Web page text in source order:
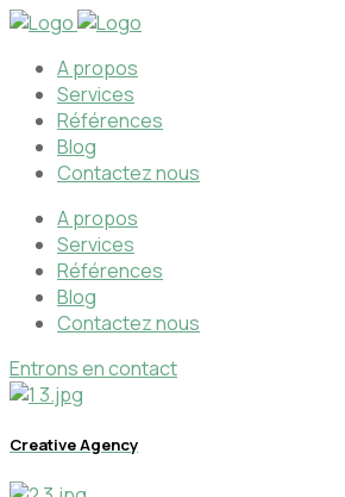
A propos
Services
Références
Blog
Contactez nous
A propos
Services
Références
Blog
Contactez nous
Entrons en contact
Creative Agency